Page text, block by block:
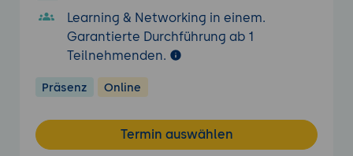
Learning & Networking in einem.
Garantierte Durchführung ab 1
Teilnehmenden.
Präsenz Online
Termin auswählen